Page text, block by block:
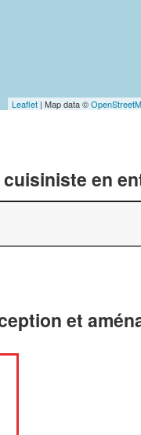
Leaflet | Map data ©
en
et